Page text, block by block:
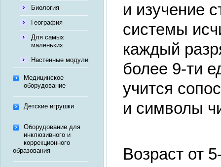
Биология
География
Для самых
маленьких
Настенные модули
Медицинское
оборудование
Детские игрушки
Оборудование для
инклюзивного и
коррекционного
образования
и изучение
системы
каждый
более 9-ти
учится
и символы
Возраст от